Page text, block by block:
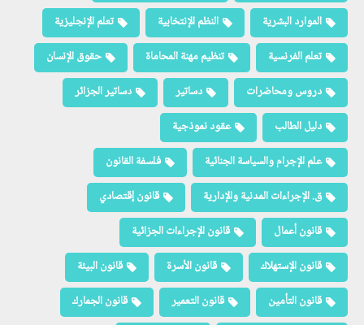
الموارد البشرية النظم الإنتخابية
تعلم الإنجليزية
تعلم الفرنسية
تنظيم مهنة المحاماة
حقوق الإنسان
دروس ومحاضرات
دساتير
دساتير الجزائر
دليل الطالب
عقود نموذجية
علم الإجرام والسياسة الجنائية
فلسفة القانون
ق. الإجراءات المدنية والإدارية
قانون إقتصادي
قانون أعمال
قانون الإجراءات الجزائية
قانون الإستهلاك
قانون الأسرة
قانون البيئة
قانون التأمين
قانون التعمير
قانون الجمارك